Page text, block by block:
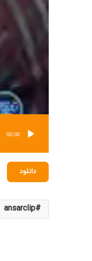
00:00
دانلود
ansarclip